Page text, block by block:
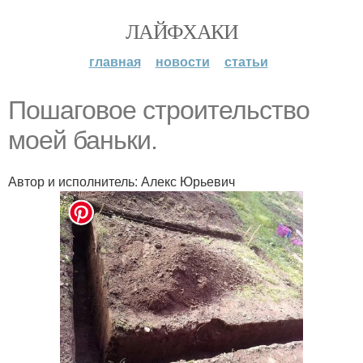
ЛАЙФХАКИ
главная новости статьи
Пошаговое строительство
моей баньки.
Автор и исполнитель: Алекс Юрьевич